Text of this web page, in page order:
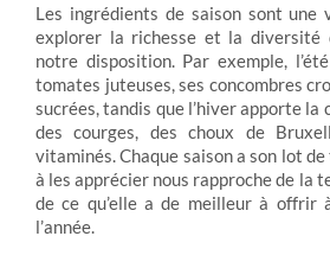
Les ingrédients de saison sont
explorer la richesse et la diversité
notre disposition. Par exemple,
tomates juteuses, ses concombres
sucrées, tandis que l’hiver apporte
des courges, des choux de
vitaminés. Chaque saison a son lot
à les apprécier nous rapproche de la
de ce qu’elle a de meilleur à offrir
l’année.